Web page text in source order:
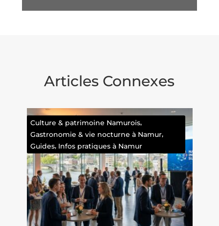
Articles Connexes
Faits divers namurois